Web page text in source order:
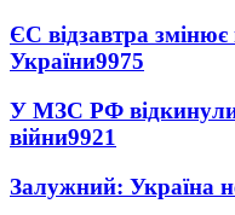
ЄС відзавтра змінює
України9975
У МЗС РФ відкинули
війни9921
Залужний: Україна